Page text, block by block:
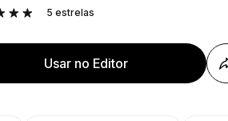
5 estrelas
Usar no Editor